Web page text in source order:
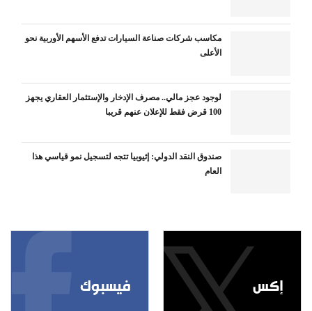
مكاسب شركات صناعة السيارات تدفع الأسهم الأوربية نحو
الأعلى
لوجود عجز مالي.. مصرف الإدخار والإستثمار العقاري يجهز
100 قرض فقط للإعلان عنهم قريبا
صندوق النقد الدولي: إثيوبيا تتجه لتسجيل نمو قياسي هذا
العام
فيسبوك إكس